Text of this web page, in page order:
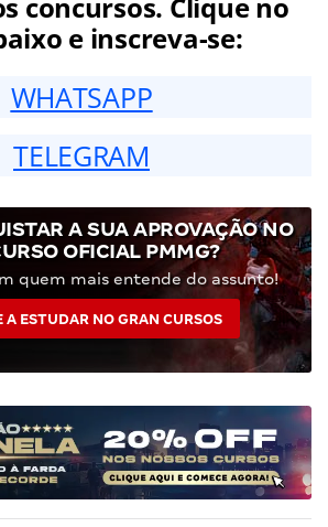
e inscreva-se:
WHATSAPP
TELEGRAM
A SUA APROVAÇÃO NO
OFICIAL PMMG?
quem mais entende do assunto!
A ESTUDAR NO GRAN CURSOS